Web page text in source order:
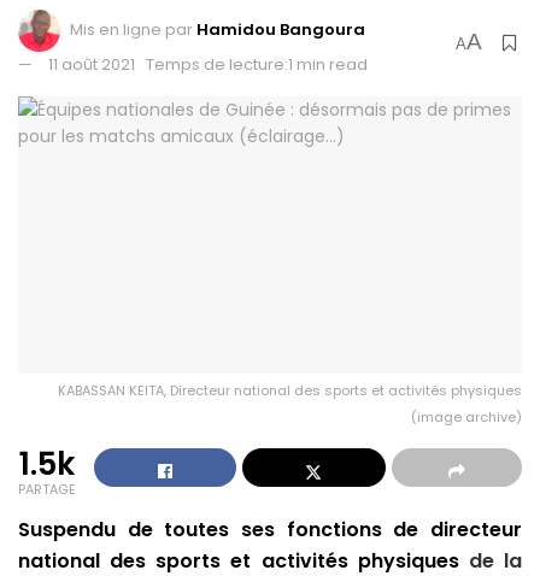
Mis en ligne par Hamidou Bangoura
11 août 2021 Temps de lecture:1 min read
AA
KABASSAN KEITA, Directeur national des sports et activités physiques
(image archive)
1.5k
PARTAGE
Suspendu de toutes ses fonctions de directeur
national des sports et activités physiquesde la